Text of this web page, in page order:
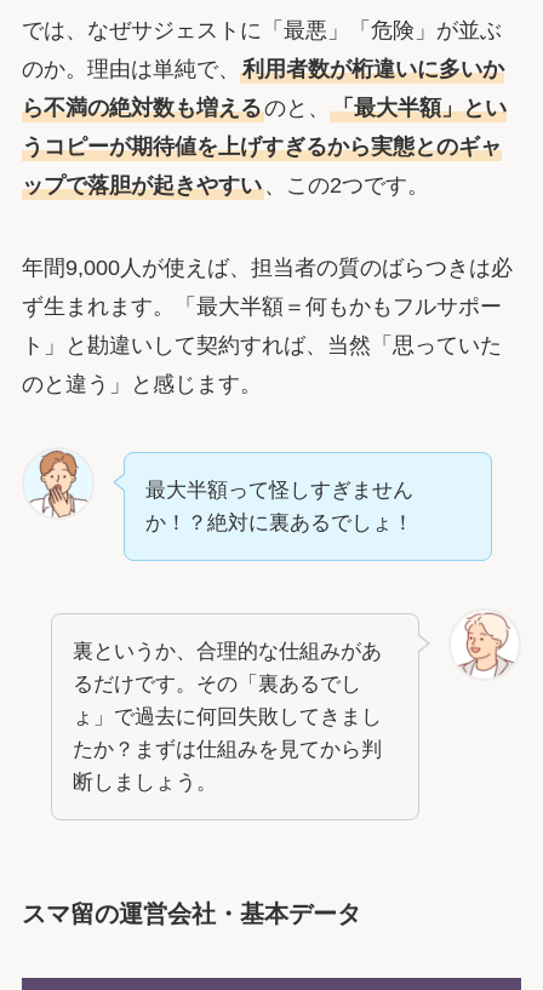
では、なぜサジェストに「最悪」「危険」が並ぶ
のか。理由は単純で、 利用者数が桁違いに多いか
ら不満の絶対数も増えるのと、 「最大半額」とい
うコピーが期待値を上げすぎるから実態とのギャ
ップで落胆が起きやすい、この2つです。
年間9,000人が使えば、担当者の質のばらつきは必
ず生まれます。「最大半額＝何もかもフルサポー
ト」と勘違いして契約すれば、当然「思っていた
のと違う」と感じます。
最大半額って怪しすぎません
か！？絶対に裏あるでしょ！
裏というか、合理的な仕組みがあ
るだけです。その「裏あるでし
ょ」で過去に何回失敗してきまし
たか？まずは仕組みを見てから判
断しましょう。
スマ留の運営会社・基本データ